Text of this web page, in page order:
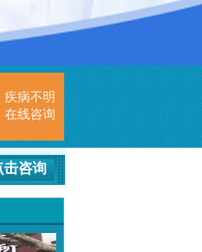
疾病不明
在线咨询
击咨询